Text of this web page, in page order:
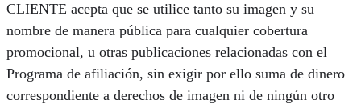
CLIENTE acepta que se utilice tanto su imagen y su
nombre de manera pública para cualquier cobertura
promocional, u otras publicaciones relacionadas con el
Programa de afiliación, sin exigir por ello suma de dinero
correspondiente a derechos de imagen ni de ningún otro